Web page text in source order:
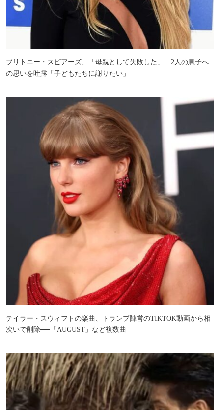
ブリトニー・スピアーズ、「母親として失敗した」 2人の息子へ
の思いを吐露「子どもたちに謝りたい」
テイラー・スウィフトの楽曲、トランプ陣営のTIKTOK動画から相
次いで削除──「AUGUST」など複数曲